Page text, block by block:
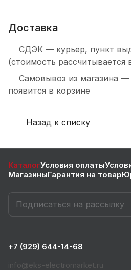
Доставка
СДЭК — курьер, пункт
(стоимость рассчитывается
Самовывоз из магазина —
появится в корзине
Назад к списку
КаталогУсловия оплаты
МагазиныГарантия на товар
+7 (929) 644-14-68
info@eks-electromarket.ru